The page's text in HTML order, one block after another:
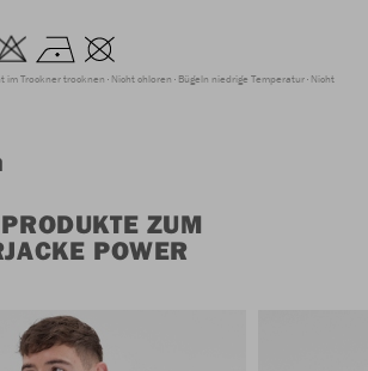
im Trockner trocknen Nicht chloren Bügeln niedrige Temperatur Nicht
ZUM
POWER